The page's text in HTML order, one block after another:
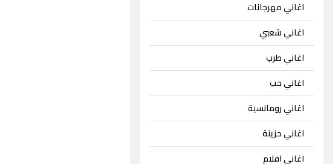
اغاني مهرجانات
اغاني شعبي
اغاني طرب
اغاني حب
اغاني رومانسية
اغاني حزينة
اغاني افلام